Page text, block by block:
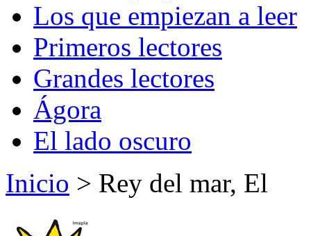
Los que empiezan a leer
Primeros lectores
Grandes lectores
Ágora
El lado oscuro
Inicio > Rey del mar, El